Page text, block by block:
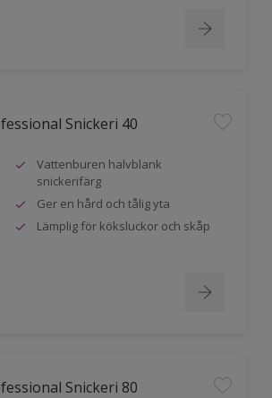
Snickeri 40
Vattenburen halvblank
snickerifärg
Ger en hård och tålig yta
Lämplig för köksluckor och skåp
Snickeri 80